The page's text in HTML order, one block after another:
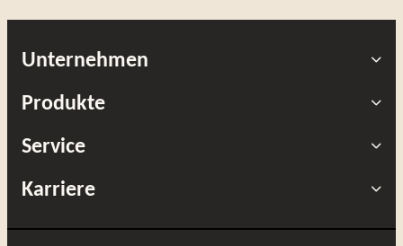
Unternehmen
Produkte
Service
Karriere